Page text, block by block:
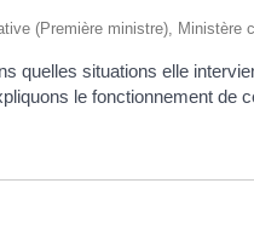
(Première ministre), Ministère
quelles situations elle
le fonctionnement de